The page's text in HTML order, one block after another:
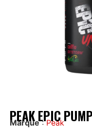
PEAK EPIC
Marque:Peak